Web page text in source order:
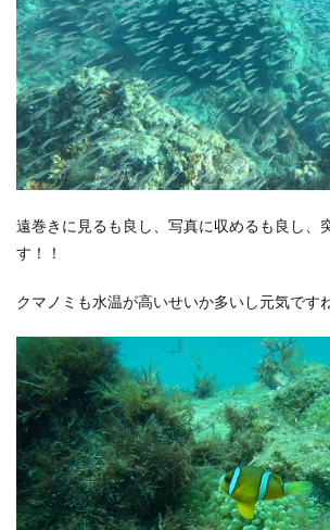
遠巻きに見るも良し、写真に収めるも良し、
す！！
クマノミも水温が高いせいか多いし元気です